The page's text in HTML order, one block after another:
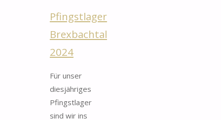
Pfingstlager
Brexbachtal
2024
Für unser
diesjähriges
Pfingstlager
sind wir ins